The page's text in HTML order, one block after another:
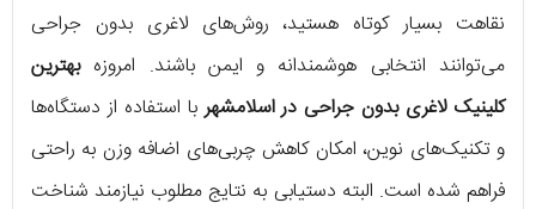
نقاهت بسیار کوتاه هستید، روش‌های لاغری بدون جراحی
می‌توانند انتخابی هوشمندانه و ایمن باشند. امروزهبهترین
کلینیک لاغری بدون جراحی در اسلامشهربا استفاده از دستگاه‌ها
و تکنیک‌های نوین، امکان کاهش چربی‌های اضافه وزن به راحتی
فراهم شده است. البته دستیابی به نتایج مطلوب نیازمند شناخت